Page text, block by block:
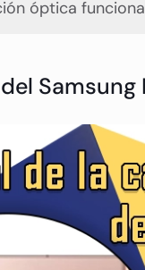
óptica